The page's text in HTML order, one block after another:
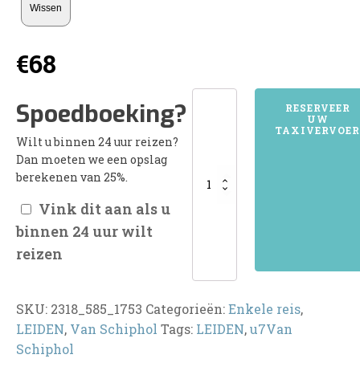
Wissen
€68
Spoedboeking?
Wilt u binnen 24 uur reizen?
Dan moeten we een opslag
berekenen van 25%.
Vink dit aan als u
binnen 24 uur wilt
reizen
RESERVEER
UW
TAXIVERVOER
SKU: 2318_585_1753 Categorieën:Enkele reis,
LEIDEN, Van Schiphol Tags: LEIDEN,u7Van
Schiphol